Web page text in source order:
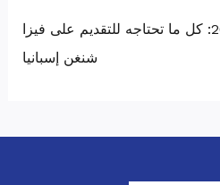
وثائق فيزا اسبانيا 2025: كل ما تحتاجه للتقديم على فيزا
شنغن إسبانيا